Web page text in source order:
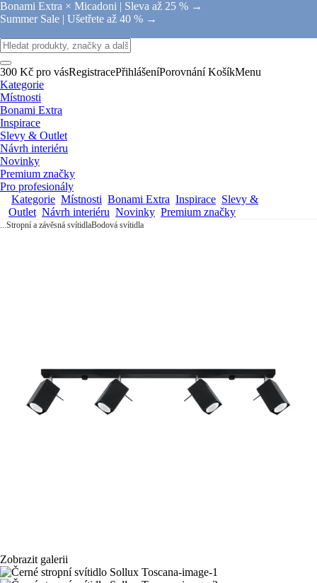
Bonami Extra × Micadoni | Sleva až 25 % →
Summer Sale | Ušetřete až 40 % →
300 Kč pro vásRegistracePřihlášeníPorovnání KošíkMenu
Kategorie
Místnosti
Bonami Extra
Inspirace
Slevy & Outlet
Návrh interiéru
Novinky
Premium značky
Pro profesionály
Kategorie Místnosti Bonami Extra Inspirace Slevy &
Outlet Návrh interiéru Novinky Premium značky
...Stropní a závěsná svítidlaBodová svítidla
Zobrazit galerii